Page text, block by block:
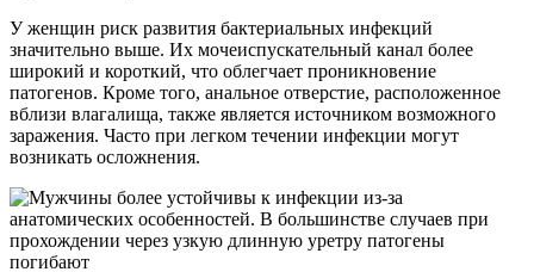
У женщин риск развития бактериальных инфекций
значительно выше. Их мочеиспускательный канал более
широкий и короткий, что облегчает проникновение
патогенов. Кроме того, анальное отверстие, расположенное
вблизи влагалища, также является источником возможного
заражения. Часто при легком течении инфекции могут
возникать осложнения.